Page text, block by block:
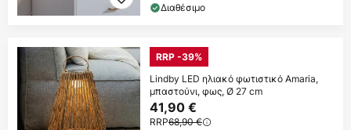
Διαθέσιμο
RRP -39%
Lindby LED ηλιακό φωτιστικό Amaria,
μπαστούνι, φως, Ø 27 cm
41,90 €
RRP68,90 €